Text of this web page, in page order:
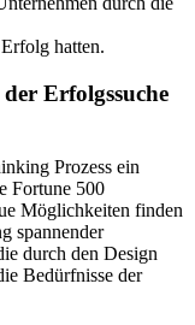
hatten.
Erfolgssuche
Prozess ein
Fortune 500
Möglichkeiten finden
spannender
durch den Design
Bedürfnisse der